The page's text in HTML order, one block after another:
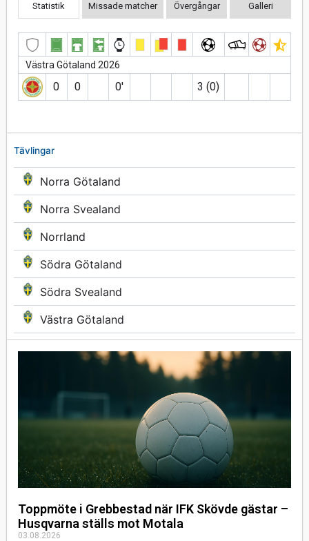
Tävlingar
Norra Götaland
Norra Svealand
Norrland
Södra Götaland
Södra Svealand
Västra Götaland
Toppmöte i Grebbestad när IFK Skövde gästar –
Husqvarna ställs mot Motala
03.08.2026
Statistik Missade matcher Övergångar Galleri
Västra Götaland 2026
0 0 0′ 3 (0)